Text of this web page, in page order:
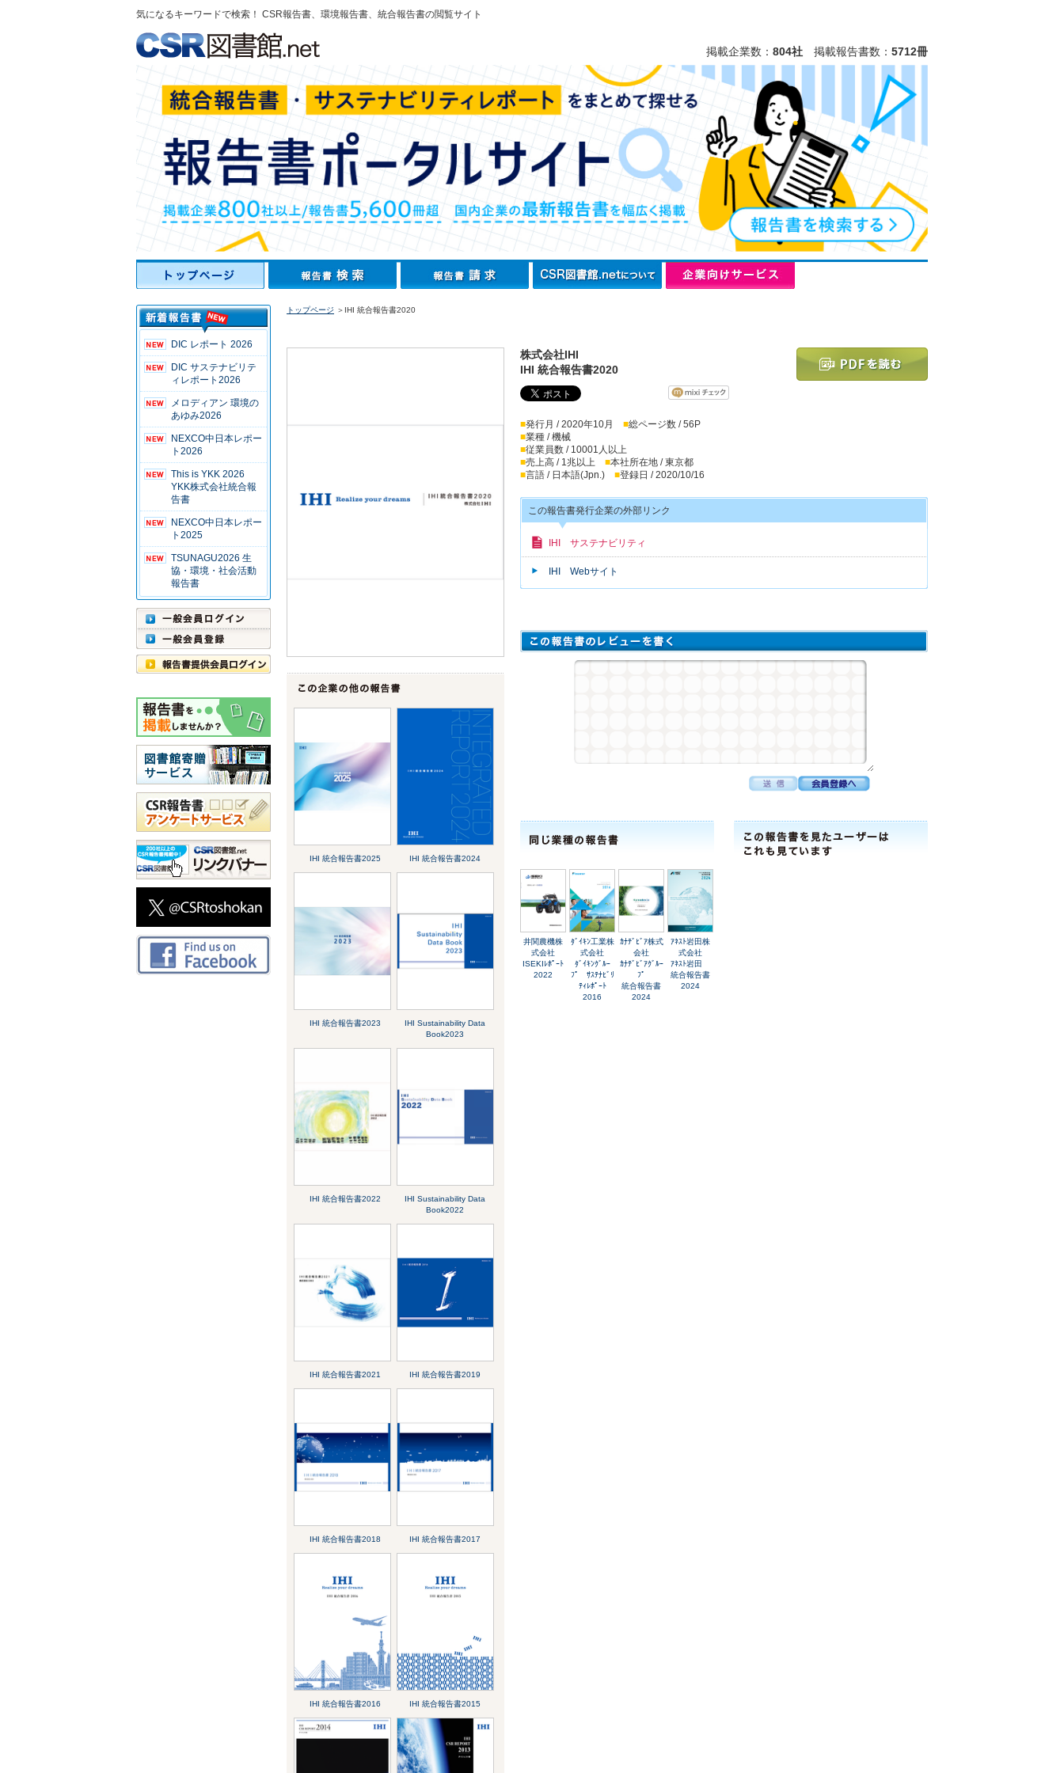
気になるキーワードで検索！ CSR報告書、環境報告書、統合報告書の閲覧サイト
掲載企業数： 804社 掲載報告書数： 5712冊
DIC レポート 2026
DIC サステナビリテ
ィレポート2026
メロディアン 環境の
あゆみ2026
NEXCO中日本レポー
ト2026
This is YKK 2026
YKK株式会社統合報
告書
NEXCO中日本レポー
ト2025
TSUNAGU2026 生
協・環境・社会活動
報告書
トップページ ＞IHI 統合報告書2020
IHI 統合報告書2025 IHI 統合報告書2024
IHI 統合報告書2023
IHI Sustainability Data
Book2023
IHI 統合報告書2022
IHI Sustainability Data
Book2022
IHI 統合報告書2021 IHI 統合報告書2019
IHI 統合報告書2018 IHI 統合報告書2017
IHI 統合報告書2016 IHI 統合報告書2015
株式会社IHI
IHI 統合報告書2020
■発行月 / 2020年10月 ■総ページ数 / 56P
■業種 / 機械
■従業員数 / 10001人以上
■売上高 / 1兆以上 ■本社所在地 / 東京都
■言語 / 日本語(Jpn.) ■登録日 / 2020/10/16
この報告書発行企業の外部リンク
IHI サステナビリティ
IHI Webサイト
井関農機株
式会社
ISEKIﾚﾎﾟｰﾄ
2022
ﾀﾞｲｷﾝ工業株
式会社
ﾀﾞｲｷﾝｸﾞﾙｰ
ﾌﾟ ｻｽﾃﾅﾋﾞﾘ
ﾃｨﾚﾎﾟｰﾄ
2016
ｶﾅﾃﾞﾋﾞｱ株式
会社
ｶﾅﾃﾞﾋﾞｱｸﾞﾙｰ
ﾌﾟ
統合報告書
2024
ｱﾈｽﾄ岩田株
式会社
ｱﾈｽﾄ岩田
統合報告書
2024